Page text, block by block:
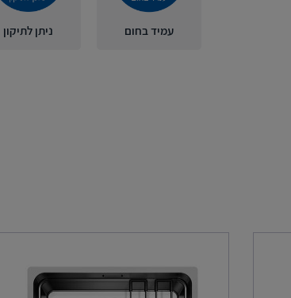
עמיד בחום ניתן לתיקון